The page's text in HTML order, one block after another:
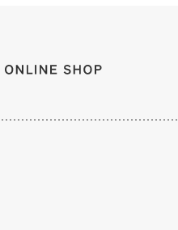
FOOT HEALTH WARE